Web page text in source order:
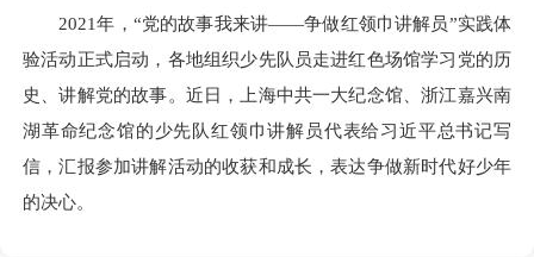
2021年，“党的故事我来讲——争做红领巾讲解员”实践体
验活动正式启动，各地组织少先队员走进红色场馆学习党的历
史、讲解党的故事。近日，上海中共一大纪念馆、浙江嘉兴南
湖革命纪念馆的少先队红领巾讲解员代表给习近平总书记写
信，汇报参加讲解活动的收获和成长，表达争做新时代好少年
的决心。